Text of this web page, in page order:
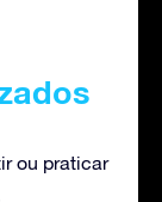
ou praticar